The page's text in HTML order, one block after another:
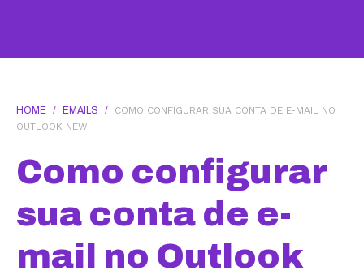
HOME / EMAILS /
COMO CONFIGURAR SUA CONTA DE E-MAIL NO
OUTLOOK NEW
Como configurar
sua conta de e-
mail no Outlook